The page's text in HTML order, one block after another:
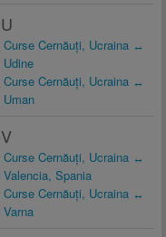
U
Curse Cernăuți, Ucraina ↔
Udine
Curse Cernăuți, Ucraina ↔
Uman
V
Curse Cernăuți, Ucraina ↔
Valencia, Spania
Curse Cernăuți, Ucraina ↔
Varna